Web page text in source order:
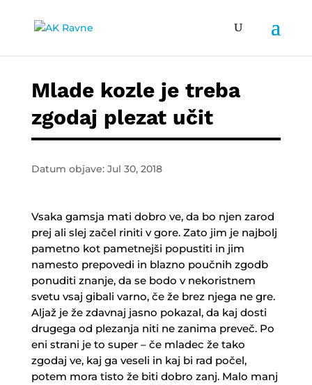
Mlade kozle je treba
zgodaj plezat učit
Datum objave: Jul 30, 2018
Vsaka gamsja mati dobro ve, da bo njen zarod
prej ali slej začel riniti v gore. Zato jim je najbolj
pametno kot pametnejši popustiti in jim
namesto prepovedi in blazno poučnih zgodb
ponuditi znanje, da se bodo v nekoristnem
svetu vsaj gibali varno, če že brez njega ne gre.
Aljaž je že zdavnaj jasno pokazal, da kaj dosti
drugega od plezanja niti ne zanima preveč. Po
eni strani je to super – če mladec že tako
zgodaj ve, kaj ga veseli in kaj bi rad počel,
potem mora tisto že biti dobro zanj. Malo manj